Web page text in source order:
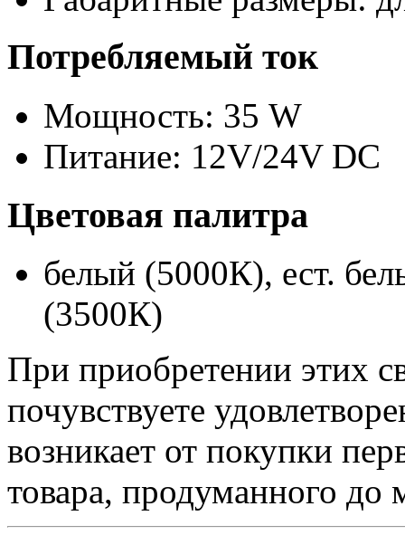
Потребляемый ток
Мощность: 35 W
Питание: 12V/24V DC
Цветовая палитра
белый (5000К), ест.
(3500К)
При приобретении этих
почувствуете
возникает от покупки
товара, продуманного до